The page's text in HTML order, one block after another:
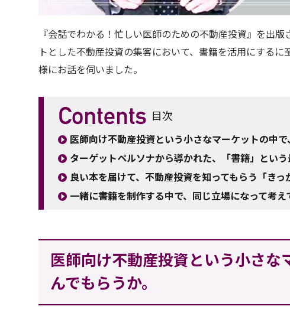
『会話でわかる！忙しい医師のための不動産投資』を出
トとした不動産投資の集客において、書籍を活用にする
様にお話を伺いました。
目次
医師向け不動産投資という小さなマーケットの中で
ターゲットペルソナから導かれた、「書籍」という
良い本を届けて、不動産投資を知ってもらう「きっ
一緒に書籍を制作する中で、同じ立場になって考え
医師向け不動産投資という小さ
んでもらうか。